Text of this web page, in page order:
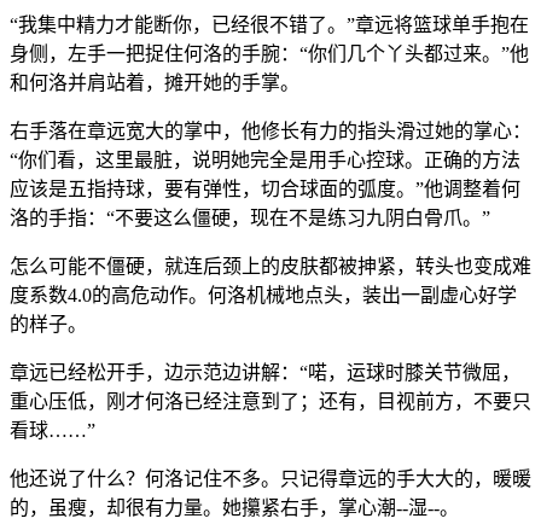
“我集中精力才能断你，已经很不错了。”章远将篮球单手抱在
身侧，左手一把捉住何洛的手腕：“你们几个丫头都过来。”他
和何洛并肩站着，摊开她的手掌。
右手落在章远宽大的掌中，他修长有力的指头滑过她的掌心：
“你们看，这里最脏，说明她完全是用手心控球。正确的方法
应该是五指持球，要有弹性，切合球面的弧度。”他调整着何
洛的手指：“不要这么僵硬，现在不是练习九阴白骨爪。”
怎么可能不僵硬，就连后颈上的皮肤都被抻紧，转头也变成难
度系数4.0的高危动作。何洛机械地点头，装出一副虚心好学
的样子。
章远已经松开手，边示范边讲解：“喏，运球时膝关节微屈，
重心压低，刚才何洛已经注意到了；还有，目视前方，不要只
看球……”
他还说了什么？何洛记住不多。只记得章远的手大大的，暖暖
的，虽瘦，却很有力量。她攥紧右手，掌心潮--湿--。